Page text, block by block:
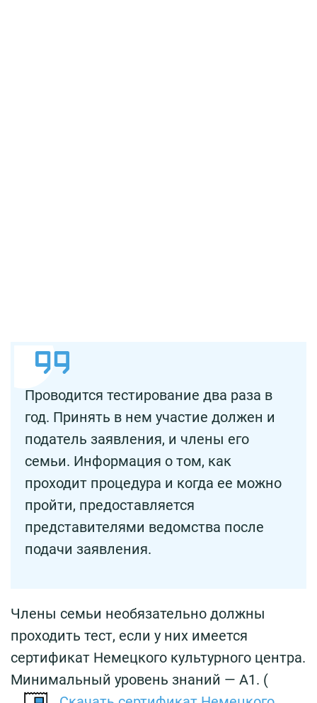
Проводится тестирование два раза в
год. Принять в нем участие должен и
податель заявления, и члены его
семьи. Информация о том, как
проходит процедура и когда ее можно
пройти, предоставляется
представителями ведомства после
подачи заявления.
Члены семьи необязательно должны
проходить тест, если у них имеется
сертификат Немецкого культурного центра.
Минимальный уровень знаний — А1. (